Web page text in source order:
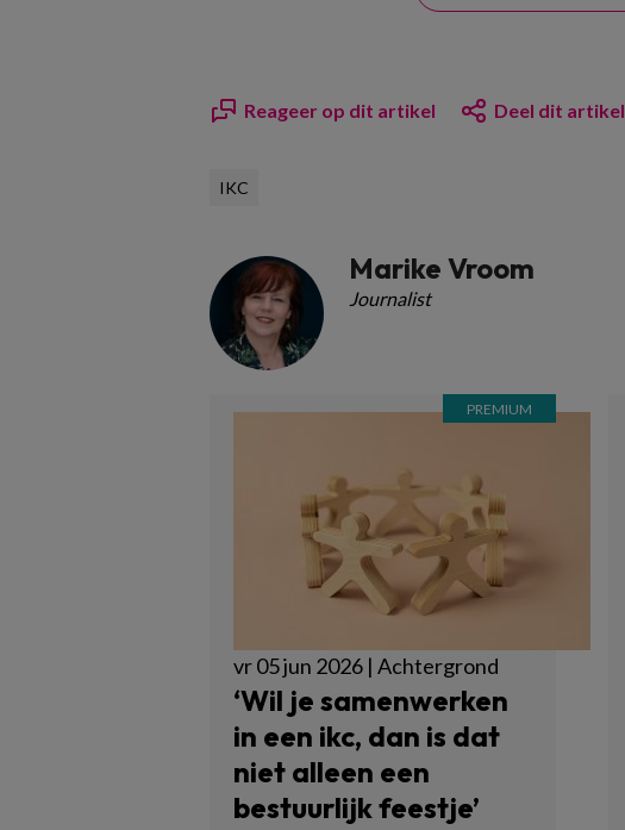
Reageer op dit artikel Deel dit artikel
IKC
Marike Vroom
Journalist
vr 05 jun 2026 | Achtergrond
‘Wil je samenwerken
in een ikc, dan is dat
niet alleen een
bestuurlijk feestje’